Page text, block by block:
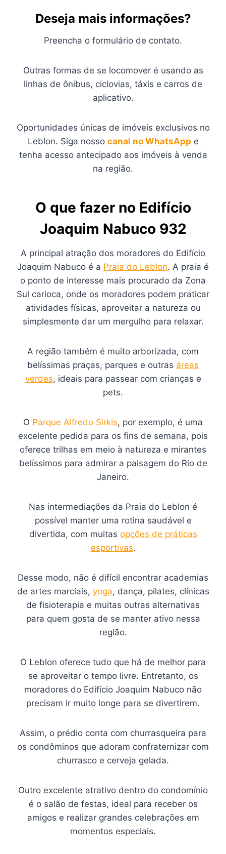
Deseja mais informações?
Preencha o formulário de contato.
Outras formas de se locomover é usando as
linhas de ônibus, ciclovias, táxis e carros de
aplicativo.
Oportunidades únicas de imóveis exclusivos no
Leblon. Siga nosso canal no WhatsApp e
tenha acesso antecipado aos imóveis à venda
na região.
O que fazer no Edifício
Joaquim Nabuco 932
A principal atração dos moradores do Edifício
Joaquim Nabuco é a Praia do Leblon. A praia é
o ponto de interesse mais procurado da Zona
Sul carioca, onde os moradores podem praticar
atividades físicas, aproveitar a natureza ou
simplesmente dar um mergulho para relaxar.
A região também é muito arborizada, com
belíssimas praças, parques e outras áreas
verdes, ideais para passear com crianças e
pets.
O Parque Alfredo Sirkis, por exemplo, é uma
excelente pedida para os fins de semana, pois
oferece trilhas em meio à natureza e mirantes
belíssimos para admirar a paisagem do Rio de
Janeiro.
Nas intermediações da Praia do Leblon é
possível manter uma rotina saudável e
divertida, com muitas opções de práticas
esportivas.
Desse modo, não é difícil encontrar academias
de artes marciais, yoga, dança, pilates, clínicas
de fisioterapia e muitas outras alternativas
para quem gosta de se manter ativo nessa
região.
O Leblon oferece tudo que há de melhor para
se aproveitar o tempo livre. Entretanto, os
moradores do Edifício Joaquim Nabuco não
precisam ir muito longe para se divertirem.
Assim, o prédio conta com churrasqueira para
os condôminos que adoram confraternizar com
churrasco e cerveja gelada.
Outro excelente atrativo dentro do condomínio
é o salão de festas, ideal para receber os
amigos e realizar grandes celebrações em
momentos especiais.